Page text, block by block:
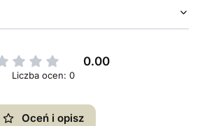
0.00
Liczba ocen: 0
Oceń i opisz